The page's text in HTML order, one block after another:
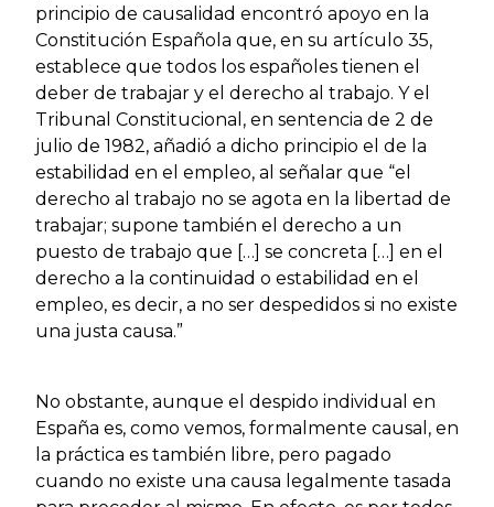
principio de causalidad encontró apoyo en la
Constitución Española que, en su artículo 35,
establece que todos los españoles tienen el
deber de trabajar y el derecho al trabajo. Y el
Tribunal Constitucional, en sentencia de 2 de
julio de 1982, añadió a dicho principio el de la
estabilidad en el empleo, al señalar que “el
derecho al trabajo no se agota en la libertad de
trabajar; supone también el derecho a un
puesto de trabajo que […] se concreta […] en el
derecho a la continuidad o estabilidad en el
empleo, es decir, a no ser despedidos si no existe
una justa causa.”
No obstante, aunque el despido individual en
España es, como vemos, formalmente causal, en
la práctica es también libre, pero pagado
cuando no existe una causa legalmente tasada